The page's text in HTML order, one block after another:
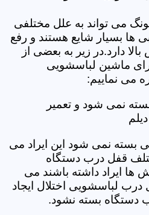
می تواند به علل مختلفی
ها بسیار شایع هستند و رفع
دارد.در زیر به بعضی از
ماشین لباسشویی
می نماییم:
نمی شود و تعمیر
بسته نمی شود این ایراد می
قفل درب دستگاه
ها ایراد داشته باشند می
درب لباسشویی اختلال ایجاد
دستگاه بسته نشود.